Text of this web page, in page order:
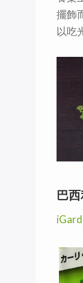
擺飾
以吃
巴